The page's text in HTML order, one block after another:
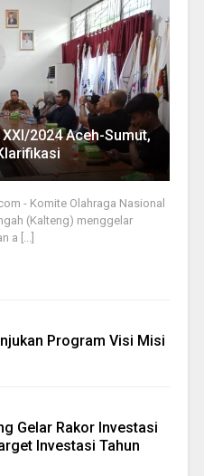
2024 Aceh-Sumut,
- Komite Olahraga Nasional
(Kalteng) menggelar
a [...]
Program Visi Misi
Gelar Rakor Investasi
Investasi Tahun